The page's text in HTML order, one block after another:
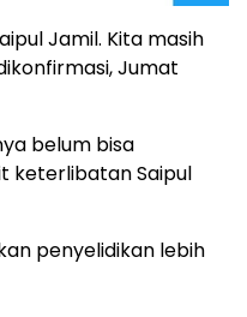
Jamil. Kita masih
Jumat
belum bisa
keterlibatan Saipul
penyelidikan lebih